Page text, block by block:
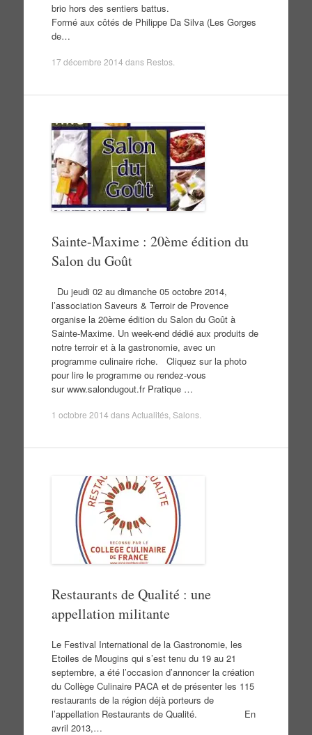
brio hors des sentiers battus.
Formé aux côtés de Philippe Da Silva (Les Gorges
de…
17 décembre 2014 dans Restos.
Sainte-Maxime : 20ème édition du
Salon du Goût
Du jeudi 02 au dimanche 05 octobre 2014,
l’association Saveurs & Terroir de Provence
organise la 20ème édition du Salon du Goût à
Sainte-Maxime. Un week-end dédié aux produits de
notre terroir et à la gastronomie, avec un
programme culinaire riche. Cliquez sur la photo
pour lire le programme ou rendez-vous
sur www.salondugout.fr Pratique …
1 octobre 2014 dansActualités, Salons.
Restaurants de Qualité : une
appellation militante
Le Festival International de la Gastronomie, les
Etoiles de Mougins qui s’est tenu du 19 au 21
septembre, a été l’occasion d’annoncer la création
du Collège Culinaire PACA et de présenter les 115
restaurants de la région déjà porteurs de
l’appellation Restaurants de Qualité. En
avril 2013,…